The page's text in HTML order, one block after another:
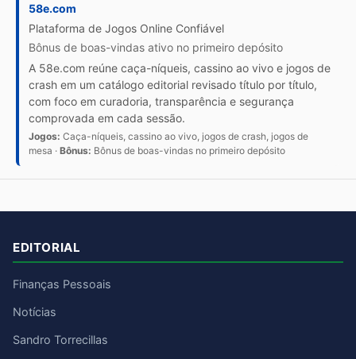
58e.com
Plataforma de Jogos Online Confiável
Bônus de boas-vindas ativo no primeiro depósito
A 58e.com reúne caça-níqueis, cassino ao vivo e jogos de
crash em um catálogo editorial revisado título por título,
com foco em curadoria, transparência e segurança
comprovada em cada sessão.
Jogos: Caça-níqueis, cassino ao vivo, jogos de crash, jogos de
mesa · Bônus: Bônus de boas-vindas no primeiro depósito
EDITORIAL
Finanças Pessoais
Notícias
Sandro Torrecillas